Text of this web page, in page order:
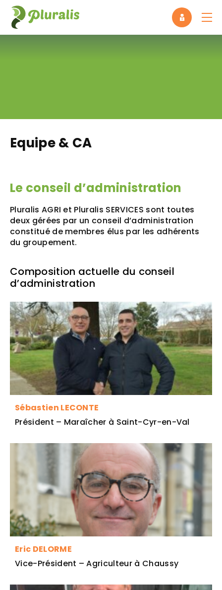
Equipe & CA
Le conseil d’administration
Pluralis AGRI et Pluralis SERVICES sont toutes
deux gérées par un conseil d’administration
constitué de membres élus par les adhérents
du groupement.
Composition actuelle du conseil
d’administration
Sébastien LECONTE
Président – Maraîcher à Saint-Cyr-en-Val
Eric DELORME
Vice-Président – Agriculteur à Chaussy
Panneau de gestion des cookies